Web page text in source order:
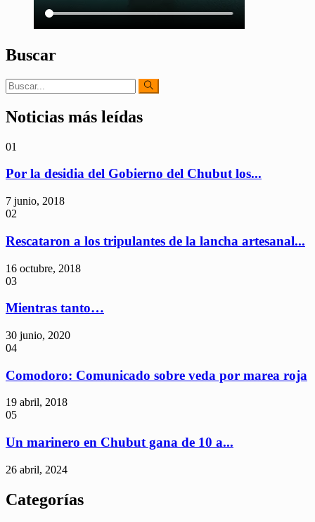
Buscar
Noticias más leídas
01
Por la desidia del Gobierno del Chubut los...
7 junio, 2018
02
Rescataron a los tripulantes de la lancha artesanal...
16 octubre, 2018
03
Mientras tanto…
30 junio, 2020
04
Comodoro: Comunicado sobre veda por marea roja
19 abril, 2018
05
Un marinero en Chubut gana de 10 a...
26 abril, 2024
Categorías